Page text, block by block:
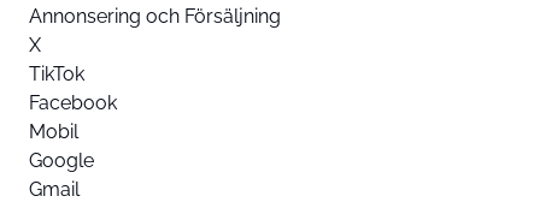
Annonsering och Försäljning
X
TikTok
Facebook
Mobil
Google
Gmail